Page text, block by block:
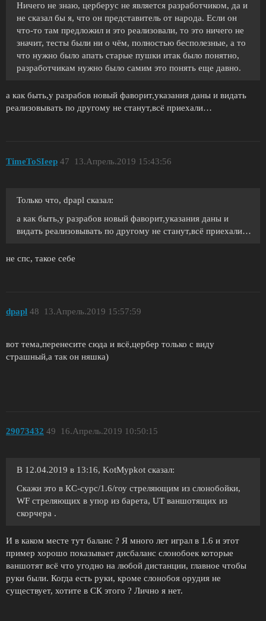
Ничего не знаю, церберус не является разработчиком, да и
не сказал бы я, что он представитель от народа. Если он
что-то там предложил и это реализовали, то это ничего не
значит, тесты были ни о чём, полностью бесполезные, а то
что нужно было апать старые пушки итак было понятно,
разработчикам нужно было самим это понять еще давно.
а как быть,у разрабов новый фаворит,указания даны и видать
реализовывать по другому не станут,всё приехали…
TimeToSIeep 13.Апрель.2019 15:43:56
47
Только что, dpapl сказал:
а как быть,у разрабов новый фаворит,указания даны и
видать реализовывать по другому не станут,всё приехали…
не спс, такое себе
dpapl 13.Апрель.2019 15:57:59
48
вот тема,перенесите сюда и всё,цербер только с виду
страшный,а так он няшка)
29073432 16.Апрель.2019 10:50:15
49
В 12.04.2019 в 13:16, KotMypkot сказал:
Скажи это в КС-сурс/1.6/гоу стреляющим из слонобойки,
WF стреляющих в упор из барета, UT ваншотящих из
скорчера .
И в каком месте тут баланс ? Я много лет играл в 1.6 и этот
пример хорошо показывает дисбаланс слонобоек которые
ваншотят всё что угодно на любой дистанции, главное чтобы
руки были. Когда есть руки, кроме слонобоя орудия не
существует, хотите в СК этого ? Лично я нет.